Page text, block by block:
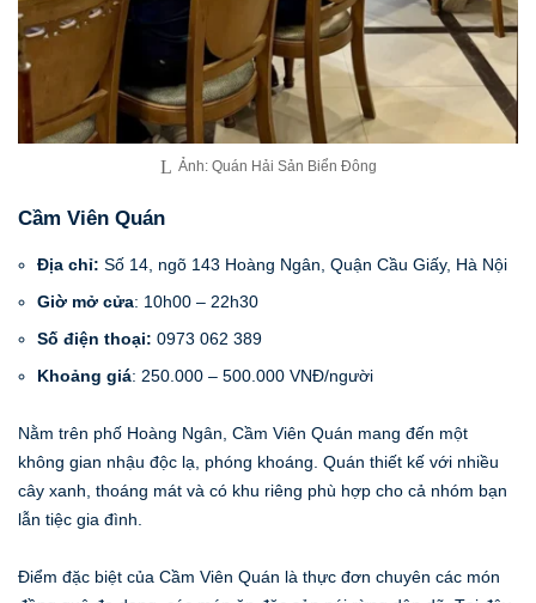
Ảnh: Quán Hải Sản Biển Đông
Cầm Viên Quán
Địa chỉ: Số 14, ngõ 143 Hoàng Ngân, Quận Cầu Giấy, Hà Nội
Giờ mở cửa: 10h00 – 22h30
Số điện thoại: 0973 062 389
Khoảng giá: 250.000 – 500.000 VNĐ/người
Nằm trên phố Hoàng Ngân, Cầm Viên Quán mang đến một
không gian nhậu độc lạ, phóng khoáng. Quán thiết kế với nhiều
cây xanh, thoáng mát và có khu riêng phù hợp cho cả nhóm bạn
lẫn tiệc gia đình.
Điểm đặc biệt của Cầm Viên Quán là thực đơn chuyên các món